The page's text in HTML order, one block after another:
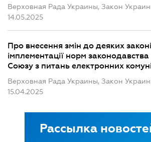
Верховная Рада Украины, Закон
14.05.2025
Про внесення змін до деяких
імплементації норм
Союзу з питань електронних
Верховная Рада Украины, Закон
15.04.2025
Рассылка